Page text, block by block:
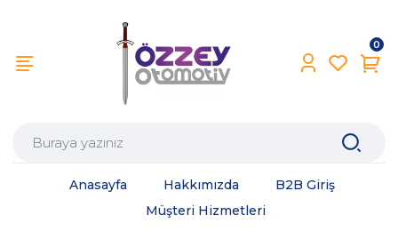
0
Anasayfa Hakkımızda
B2B Giriş
Müşteri Hizmetleri